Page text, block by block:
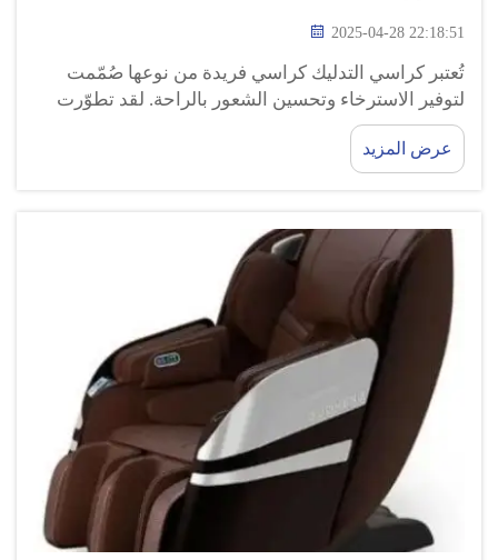
2025-04-28 22:18:51
تُعتبر كراسي التدليك كراسي فريدة من نوعها صُمّمت
لتوفير الاسترخاء وتحسين الشعور بالراحة. لقد تطوّرت
هذه الكراسي بشكل كبير على مر السنين. فهي لا تساعد
فقط في الاسترخاء، بل يمكن أن تحسّن أيضًا الشعور
العام بالجسم. كما تساعد في تخفيف الألم والالتهابات...
عرض المزيد